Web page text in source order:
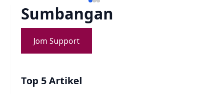
Sumbangan
Jom Support
Top 5 Artikel